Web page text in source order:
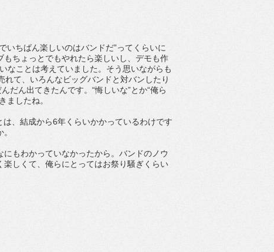
いちばん楽しいのはバンドだ”ってくらいに
ちょっとでもやれたら楽しいし、デモも作
なことは考えていました。そう思いながらも
て、いろんなビッグバンドと対バンしたり
だん出てきたんです。“悔しいな”とか“俺ら
ましたね。
、結成から6年くらいかかっているわけです
もわかっていなかったから。バンドのノウ
しくて、俺らにとってはお祭り騒ぎくらい